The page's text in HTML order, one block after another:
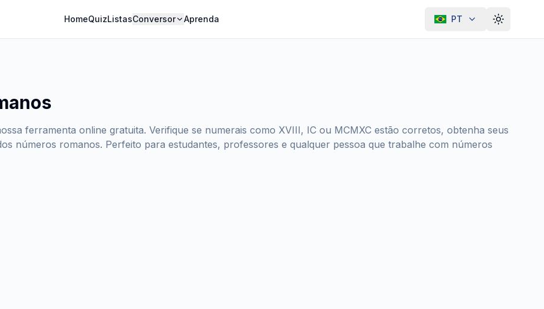
HomeQuizListasConversor Aprenda PT Alternar
ferramenta online gratuita. Verifique se numerais como XVIII, IC ou MCMXC estão corretos, obtenha seus
números romanos. Perfeito para estudantes, professores e qualquer pessoa que trabalhe com números